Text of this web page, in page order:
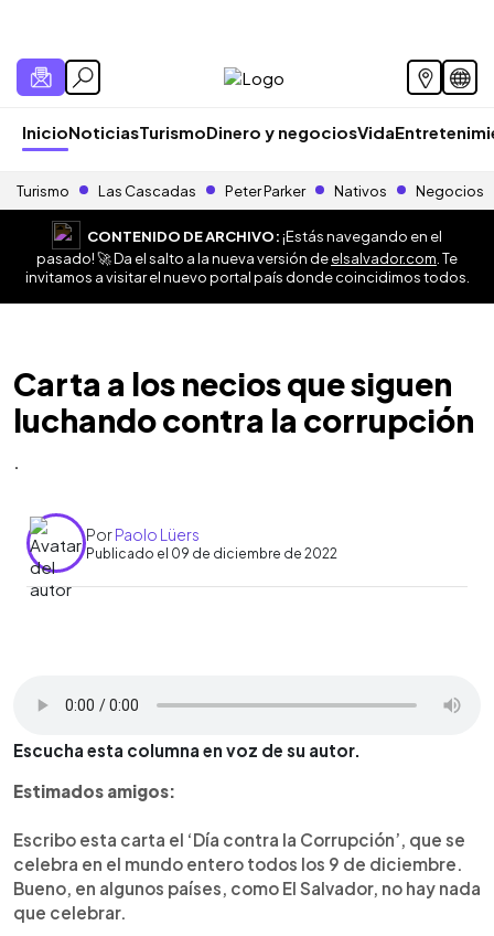
InicioNoticiasTurismoDinero y negociosVida
Turismo Las Cascadas Peter Parker Nativos Negocios
CONTENIDO DE ARCHIVO:¡Estás navegando en el
pasado! 🚀 Da el salto a la nueva versión deelsalvador.com . Te
invitamos a visitar el nuevo portal país donde coincidimos todos.
Carta a los necios que siguen
luchando contra la corrupción
.
PorPaolo Lüers
Publicado el 09 de diciembre de 2022
Escucha esta columna en voz de su autor.
Estimados amigos:
Escribo esta carta el ‘Día contra la Corrupción’, que se
celebra en el mundo entero todos los 9 de diciembre.
Bueno, en algunos países, como El Salvador, no hay nada
que celebrar.